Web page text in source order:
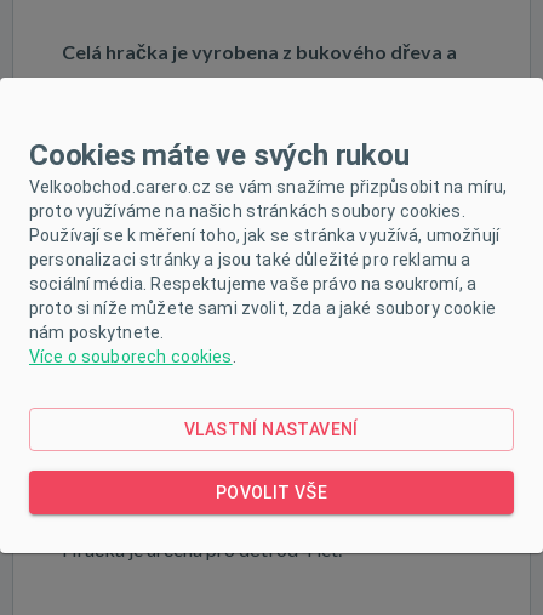
Celá hračka je vyrobena z bukového dřeva a
motivují děti ke hře.
Bezpečnost dětí a vysoká kvalita hraček jsou pro
nás prioritou, proto používáme pouze barvy
splňující přísné bezpečnostní normy (EN71 a
ASTM).
Deska je pevná a bezpečná, což zajišťuje pohodlné
a bezstarostné používání.
Hračka je určena pro děti od 4 let.
Cookies máte ve svých rukou
Velkoobchod.carero.cz se vám snažíme přizpůsobit na míru,
proto využíváme na našich stránkách soubory cookies.
Používají se k měření toho, jak se stránka využívá, umožňují
personalizaci stránky a jsou také důležité pro reklamu a
sociální média. Respektujeme vaše právo na soukromí, a
proto si níže můžete sami zvolit, zda a jaké soubory cookie
nám poskytnete.
Více o souborech cookies
VLASTNÍ NASTAVENÍ
POVOLIT VŠE